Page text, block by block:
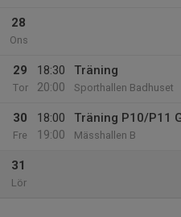
28
Ons
29
Tor
18:30
20:00
Träning
Sporthallen Badhuset
30
Fre
18:00
19:00
Träning P10/P11
Mässhallen B
31
Lör